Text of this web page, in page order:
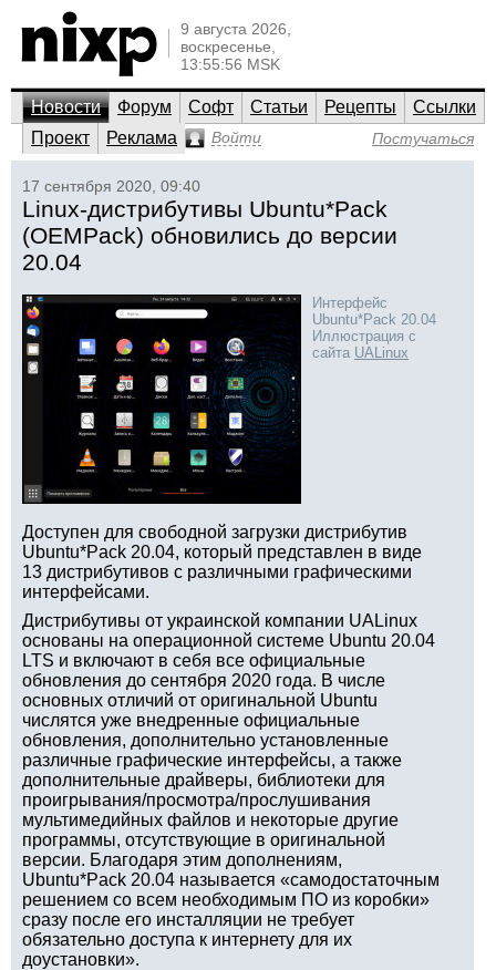
9 августа 2026,
воскресенье,
13:55:56 MSK
Новости Форум Софт Статьи Рецепты
Ссылки
Проект
Реклама Войти Постучаться
17 сентября 2020, 09:40
Linux-дистрибутивы Ubuntu*Pack
(OEMPack) обновились до версии
20.04
Интерфейс
Ubuntu*Pack 20.04
Иллюстрация с
сайта UALinux
Доступен для свободной загрузки дистрибутив
Ubuntu*Pack 20.04, который представлен в виде
13 дистрибутивов с различными графическими
интерфейсами.
Дистрибутивы от украинской компании UALinux
основаны на операционной системе Ubuntu 20.04
LTS и включают в себя все официальные
обновления до сентября 2020 года. В числе
основных отличий от оригинальной Ubuntu
числятся уже внедренные официальные
обновления, дополнительно установленные
различные графические интерфейсы, а также
дополнительные драйверы, библиотеки для
проигрывания/просмотра/прослушивания
мультимедийных файлов и некоторые другие
программы, отсутствующие в оригинальной
версии. Благодаря этим дополнениям,
Ubuntu*Pack 20.04 называется «самодостаточным
решением со всем необходимым ПО из коробки»
сразу после его инсталляции не требует
обязательно доступа к интернету для их
доустановки».